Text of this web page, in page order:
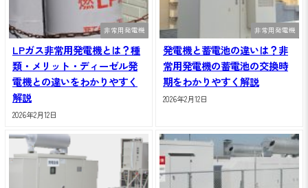
非常用発電機
LPガス非常用発電機とは？種
類・メリット・ディーゼル発
電機との違いをわかりやすく
解説
2026年2月12日
非常用発電機
発電機と蓄電池の違いは？非
常用発電機の蓄電池の交換時
期をわかりやすく解説
2026年2月12日